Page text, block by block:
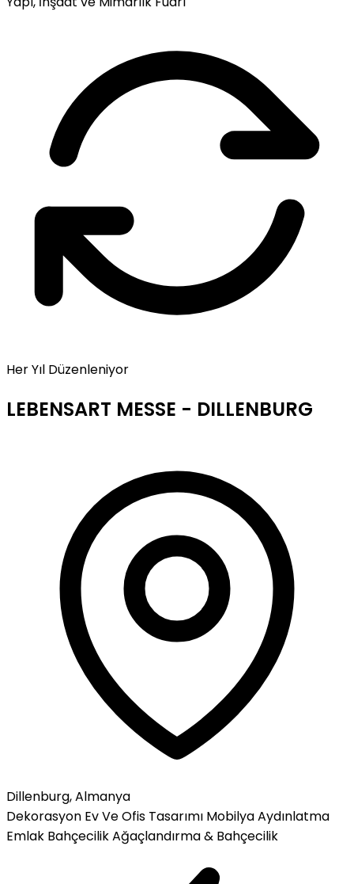
Her Yıl Düzenleniyor
LEBENSART MESSE - DILLENBURG
Dillenburg, Almanya
Dekorasyon Ev Ve Ofis Tasarımı MobilyaAydınlatma
Emlak BahçecilikAğaçlandırma & Bahçecilik